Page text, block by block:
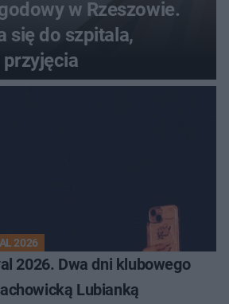
w Rzeszowie.
się do szpitala,
2026
2026. Dwa dni klubowego
Lubianką